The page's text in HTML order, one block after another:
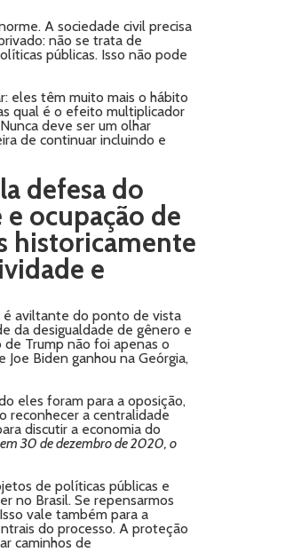
A sociedade civil precisa
não se trata de
públicas. Isso não pode
eles têm muito mais o hábito
qual é o efeito multiplicador
deve ser um olhar
de continuar incluindo e
defesa do
ocupação de
historicamente
e
é aviltante do ponto de vista
da desigualdade de gênero e
Trump não foi apenas o
Biden ganhou na Geórgia,
eles foram para a oposição,
reconhecer a centralidade
discutir a economia do
em 30 de dezembro de 2020, o
de políticas públicas e
no Brasil. Se repensarmos
vale também para a
do processo. A proteção
caminhos de